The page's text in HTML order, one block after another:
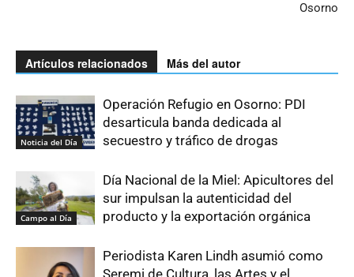
Osorno
Artículos relacionados Más del autor
Noticia del Día
Operación Refugio en Osorno: PDI
desarticula banda dedicada al
secuestro y tráfico de drogas
Campo al Día
Día Nacional de la Miel: Apicultores del
sur impulsan la autenticidad del
producto y la exportación orgánica
Periodista Karen Lindh asumió como
Seremi de Cultura, las Artes y el